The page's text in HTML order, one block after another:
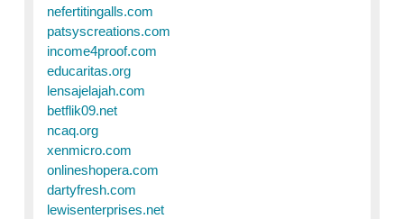
nefertitingalls.com
patsyscreations.com
income4proof.com
educaritas.org
lensajelajah.com
betflik09.net
ncaq.org
xenmicro.com
onlineshopera.com
dartyfresh.com
lewisenterprises.net